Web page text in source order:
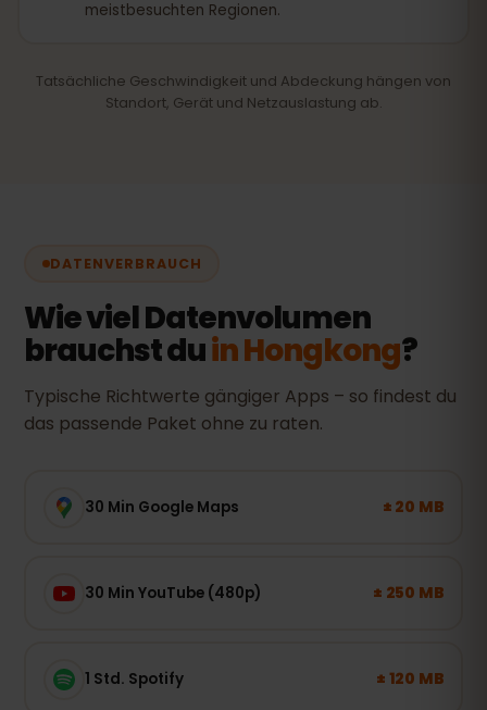
meistbesuchten Regionen.
Tatsächliche Geschwindigkeit und Abdeckung hängen von
Standort, Gerät und Netzauslastung ab.
DATENVERBRAUCH
Wie viel Datenvolumen
brauchst duin Hongkong?
Typische Richtwerte gängiger Apps – so findest du
das passende Paket ohne zu raten.
30 Min Google Maps ± 20 MB
30 Min YouTube (480p) ± 250 MB
1 Std. Spotify ± 120 MB